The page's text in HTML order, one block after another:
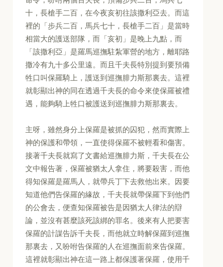
十，長槍手二百，在今夜亥初往該撒利亞去。而這
裡的「步兵二百，馬兵七十，長槍手二百」是當時
相當大的護送部隊，而「亥初」是晚上九點，而
「該撒利亞」是羅馬巡撫駐紮軍營的地方，離耶路
撒冷有九十多公里遠。而且千夫長特別提到要預備
牲口叫保羅騎上，護送到巡撫腓力斯那裏去。這裡
就彰顯出神的同在透過千夫長的命令來使保羅被禮
遇，能夠騎上牲口被護送到巡撫腓力斯那裏去。
主呀，雖然身分上保羅是被抓的囚犯，然而實際上
神的保護和帶領，一直使得保羅不被輕看和傷害。
接著千夫長就寫了文書給巡撫腓力斯，千夫長在公
文中報告著，保羅被猶太人拿住，將要殺害，而他
得知保羅是羅馬人，就帶兵丁下去救他出來。因要
知道他們告保羅的緣故，千夫長就帶保羅下到他們
的公會去，便查知保羅被告是因猶太人律法的辯
論，並沒有甚麼該死該綁的罪名。後來有人把要害
保羅的計謀告訴千夫長，而他就立時解保羅到巡撫
那裏去，又吩咐告保羅的人在巡撫面前來告保羅。
這裡就彰顯出神在這一路上都保護著保羅，使用千